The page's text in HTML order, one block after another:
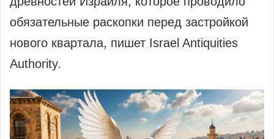
обязательные раскопки перед застройкой
нового квартала, пишет Israel Antiquities
Authority.